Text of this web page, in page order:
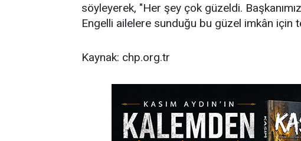
söyleyerek, "Her şey çok güzeldi.
Engelli ailelere sunduğu bu güzel imkân için
Kaynak: chp.org.tr